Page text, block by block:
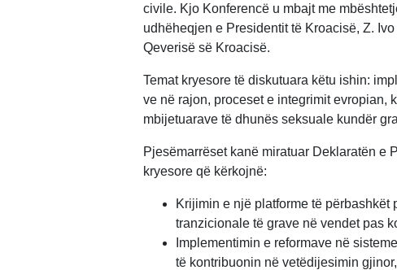
civile. Kjo Konferencë u mbajt me
udhëheqjen e Presidentit të Kroacisë, Z.
Qeverisë së Kroacisë.
Temat kryesore të diskutuara këtu ishin:
ve në rajon, proceset e integrimit evropian,
mbijetuarave të dhunës seksuale kundër
Pjesëmarrëset kanë miratuar Deklaratën e
kryesore që kërkojnë:
Krijimin e një platforme të
tranzicionale të grave në vendet pas
Implementimin e reformave në
të kontribuonin në vetëdijesimin